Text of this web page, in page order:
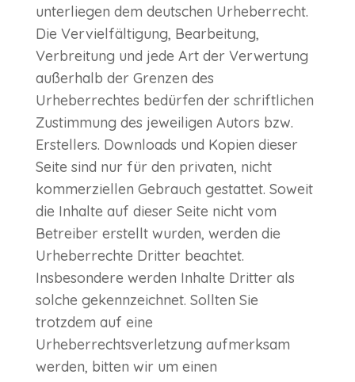
unterliegen dem deutschen Urheberrecht.
Die Vervielfältigung, Bearbeitung,
Verbreitung und jede Art der Verwertung
außerhalb der Grenzen des
Urheberrechtes bedürfen der schriftlichen
Zustimmung des jeweiligen Autors bzw.
Erstellers. Downloads und Kopien dieser
Seite sind nur für den privaten, nicht
kommerziellen Gebrauch gestattet. Soweit
die Inhalte auf dieser Seite nicht vom
Betreiber erstellt wurden, werden die
Urheberrechte Dritter beachtet.
Insbesondere werden Inhalte Dritter als
solche gekennzeichnet. Sollten Sie
trotzdem auf eine
Urheberrechtsverletzung aufmerksam
werden, bitten wir um einen